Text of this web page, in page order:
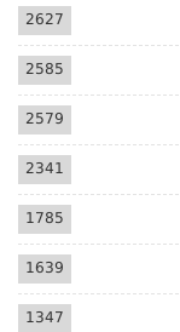
2627
2585
2579
2341
1785
1639
1347